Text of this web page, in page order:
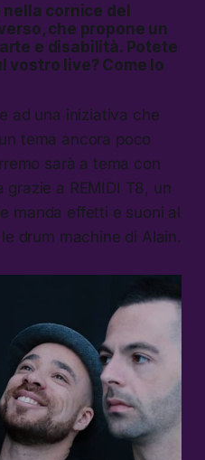
cornice del
che propone un
e disabilità. Potete
vostro live? Come lo
ad una iniziativa che
tema ancora poco
sarà a tema con
grazie a REMIDI T8, un
manda effetti e suoni al
drum machine di Alain.